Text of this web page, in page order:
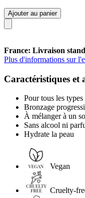
Ajouter au panier
France: Livraison
Plus d'informations sur
Caractéristiques et
Pour tous les
Bronzage
À mélanger à un
Sans alcool ni
Hydrate la peau
Vegan
Cruelty-